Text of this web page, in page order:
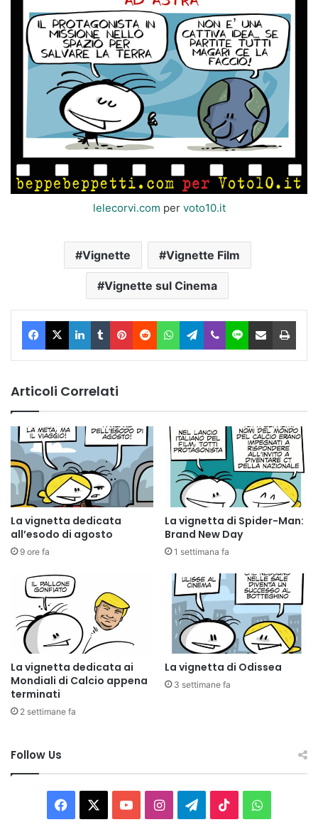
lelecorvi.com per voto10.it
Vignette Vignette Film
Vignette sul Cinema
Facebook
X LinkedIn
TumblrPinterest
RedditWhatsAppTelegram
ViberLine Condividi via Email
Articoli Correlati
La vignetta dedicata
all’esodo di agosto
9 ore fa
La vignetta di Spider-Man:
Brand New Day
1 settimana fa
La vignetta dedicata ai
Mondiali di Calcio appena
terminati
2 settimane fa
La vignetta di Odissea
3 settimane fa
Follow Us
Facebook You InstagramTelegram
TikTok